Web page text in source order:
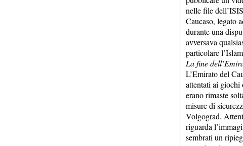
nelle file
Caucaso, legato
durante una
avversava
particolare
La fine
L’Emirato del
attentati ai giochi
erano rimaste
misure di
Volgograd.
riguarda
sembrati un